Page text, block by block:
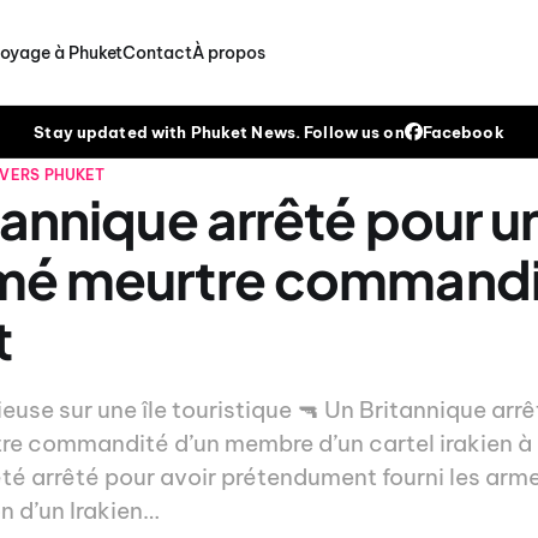
à PhuketContactÀ propos
Stay updated with Phuket News. Follow us on Facebook
PHUKET
arrêté pour
meurtre
sur une île touristique 🔫 Un Britannique
commandité d’un membre d’un cartel irakien à
arrêté pour avoir prétendument fourni les
d’un Irakien…